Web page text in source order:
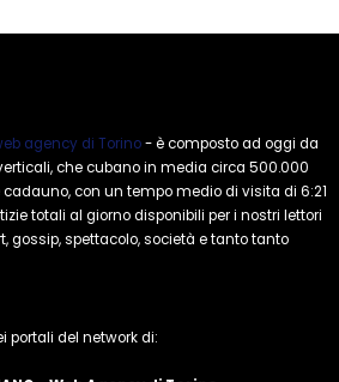
agency di Torino- è composto ad oggi da
che cubano in media circa 500.000
con un tempo medio di visita di 6:21
totali al giorno disponibili per i nostri lettori
gossip, spettacolo, società e tanto tanto
portali del network di: